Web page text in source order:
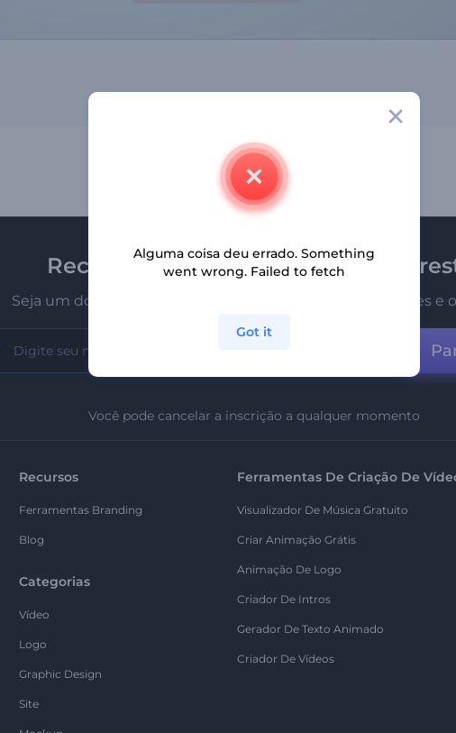
Receba a newsletter da
Seja um dos primeiros a receber nossas últimas novidades e
Você pode cancelar a inscrição a qualquer momento
Recursos
Ferramentas Branding
Blog
Categorias
Vídeo
Logo
Graphic Design
Site
Ferramentas De Criação De
Visualizador De Música Gratuito
Criar Animação Grátis
Animação De Logo
Criador De Intros
Gerador De Texto Animado
Criador De Vídeos
Alguma coisa deu errado. Something
went wrong. Failed to fetch
Got it